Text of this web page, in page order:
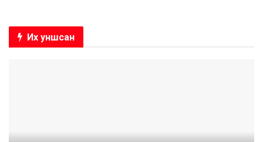
Их уншсан